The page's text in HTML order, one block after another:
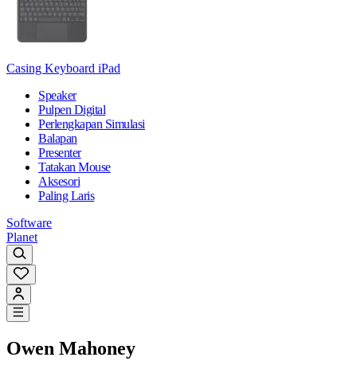
Casing Keyboard iPad
Speaker
Pulpen Digital
Perlengkapan Simulasi
Balapan
Presenter
Tatakan Mouse
Aksesori
Paling Laris
Software
Planet
Owen Mahoney